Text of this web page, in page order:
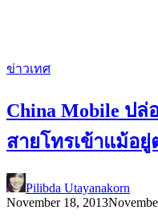
ข่าวเทศ
China Mobile ปล่
สายโทรเข้าแม้อยู่
Pilibda Utayanakorn
November 18, 2013